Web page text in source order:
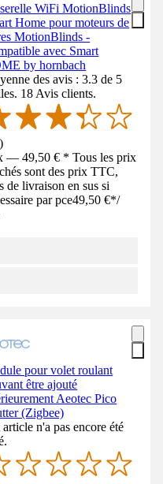
WiFi MotionBlinds
Home pour moteurs de
MotionBlinds -
avec Smart
by hornbach
des avis : 3.3 de 5
18 Avis clients.
)
— 49,50 € * Tous les prix
sont des prix TTC,
de livraison en sus si
par pce49,50 €*/
pour volet roulant
être ajouté
Aeotec Pico
(Zigbee)
article n'a pas encore été